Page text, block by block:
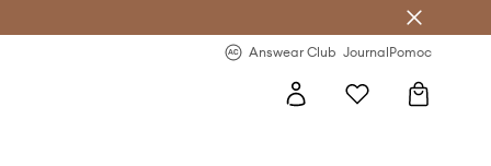
Answear Club JournalPomoc